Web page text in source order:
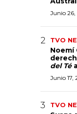
Junio 26,
TVO
Noemí
del Té
Junio 17,
TVO